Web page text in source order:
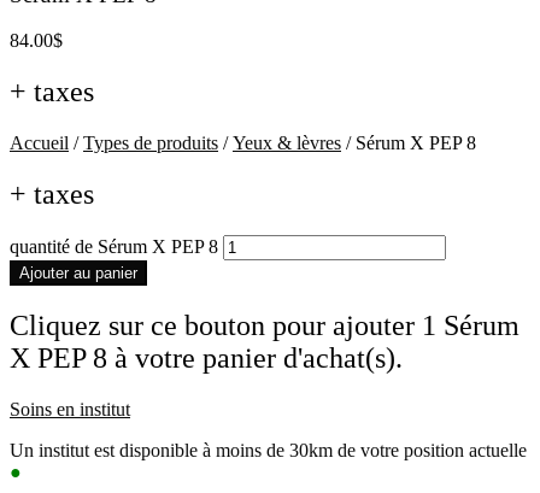
84.00$
+ taxes
Accueil /Types de produits /Yeux & lèvres / Sérum X PEP 8
+ taxes
quantité de Sérum X PEP 8
Ajouter au panier
Cliquez sur ce bouton pour ajouter 1 Sérum
X PEP 8 à votre panier d'achat(s).
Soins en institut
Un institut est disponible à moins de 30km de votre position actuelle
●